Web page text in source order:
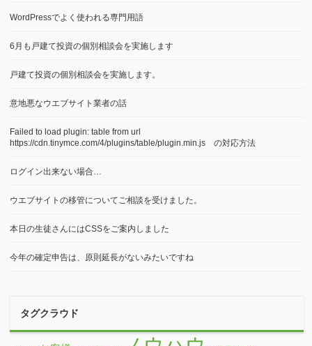
引っ越し（移行）
覚書
Failed to load plugin: table from url
https://cdn.tinymce.com/4/plugins/table/plugin.min.js の対応方法